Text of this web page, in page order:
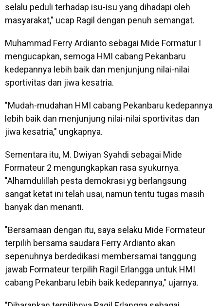
selalu peduli terhadap isu-isu yang dihadapi oleh
masyarakat," ucap Ragil dengan penuh semangat.
Muhammad Ferry Ardianto sebagai Mide Formatur I
mengucapkan, semoga HMI cabang Pekanbaru
kedepannya lebih baik dan menjunjung nilai-nilai
sportivitas dan jiwa kesatria.
"Mudah-mudahan HMI cabang Pekanbaru kedepannya
lebih baik dan menjunjung nilai-nilai sportivitas dan
jiwa kesatria," ungkapnya.
Sementara itu, M. Dwiyan Syahdi sebagai Mide
Formateur 2 mengungkapkan rasa syukurnya.
"Alhamdulillah pesta demokrasi yg berlangsung
sangat ketat ini telah usai, namun tentu tugas masih
banyak dan menanti.
"Bersamaan dengan itu, saya selaku Mide Formateur
terpilih bersama saudara Ferry Ardianto akan
sepenuhnya berdedikasi membersamai tanggung
jawab Formateur terpilih Ragil Erlangga untuk HMI
cabang Pekanbaru lebih baik kedepannya," ujarnya.